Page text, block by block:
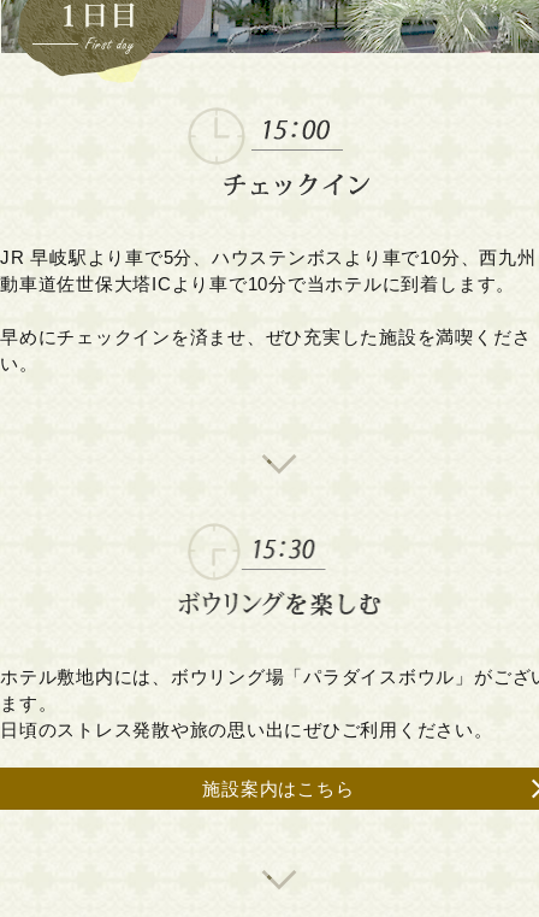
JR 早岐駅より車で5分、ハウステンボスより車で10分、西九
動車道佐世保大塔ICより車で10分で当ホテルに到着します。
早めにチェックインを済ませ、ぜひ充実した施設を満喫くださ
い。
ホテル敷地内には、ボウリング場「パラダイスボウル」がござ
ます。
日頃のストレス発散や旅の思い出にぜひご利用ください。
施設案内はこちら